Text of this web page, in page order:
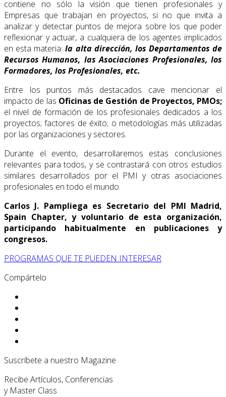
contiene no sólo la visión que tienen profesionales y
Empresas que trabajan en proyectos, si no que invita a
analizar y detectar puntos de mejora sobre los que poder
reflexionar y actuar, a cualquiera de los agentes implicados
en esta materia:la alta dirección, los Departamentos de
Recursos Humanos, las Asociaciones Profesionales, los
Formadores, los Profesionales, etc.
Entre los puntos más destacados cave mencionar el
impacto de las Oficinas de Gestión de Proyectos, PMOs;
el nivel de formación de los profesionales dedicados a los
proyectos; factores de éxito; o metodologías más utilizadas
por las organizaciones y sectores.
Durante el evento, desarrollaremos estas conclusiones
relevantes para todos, y se contrastará con otros estudios
similares desarrollados por el PMI y otras asociaciones
profesionales en todo el mundo.
Carlos J. Pampliega es Secretario del PMI Madrid,
Spain Chapter, y voluntario de esta organización,
participando habitualmente en publicaciones y
congresos.
PROGRAMAS QUE TE PUEDEN INTERESAR
Compártelo
Suscríbete a nuestro Magazine
Recibe Artículos, Conferencias
y Master Class